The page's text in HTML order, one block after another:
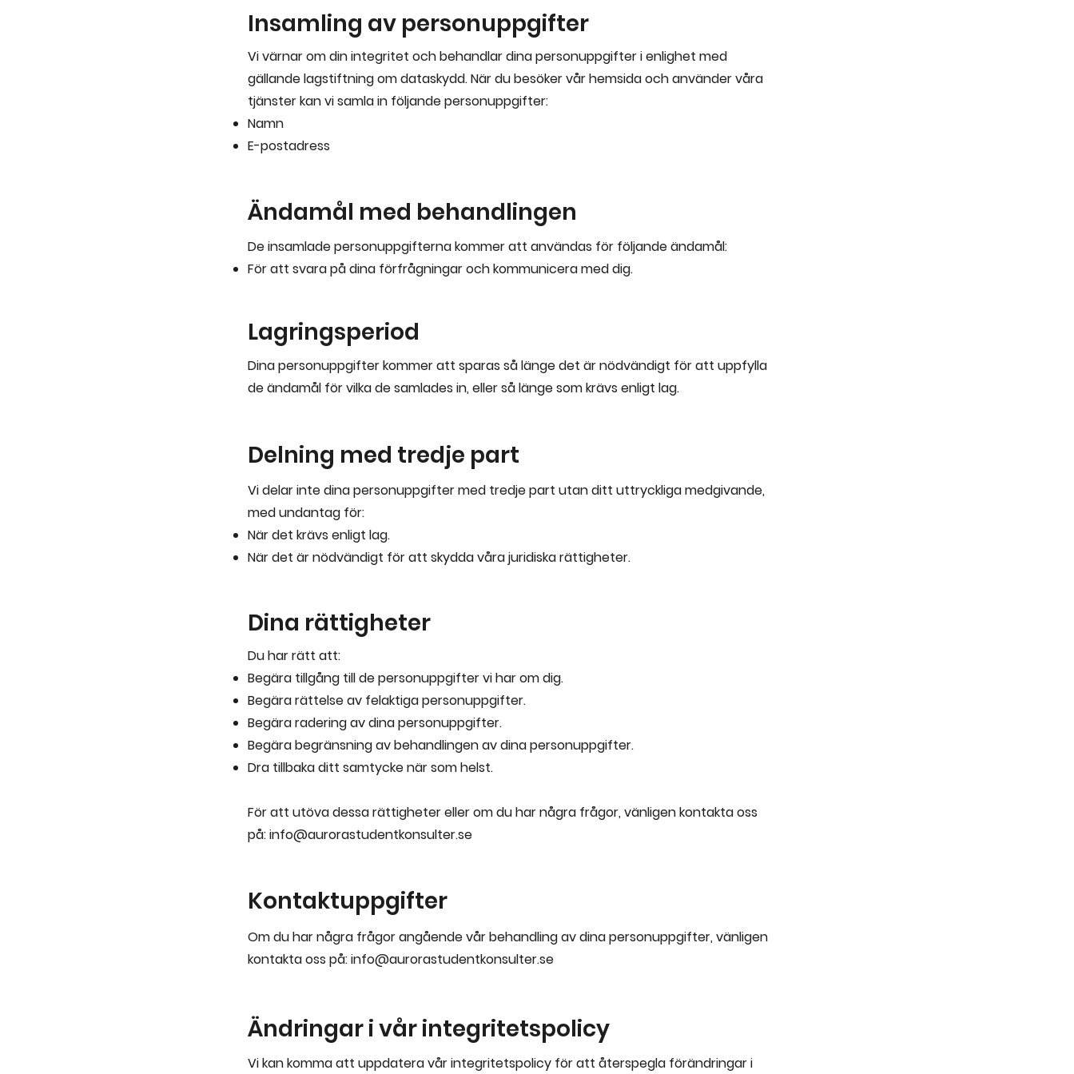
Insamling av personuppgifter
Vi värnar om din integritet och behandlar dina personuppgifter i enlighet med
gällande lagstiftning om dataskydd. När du besöker vår hemsida och använder våra
tjänster kan vi samla in följande personuppgifter:
Namn
E-postadress
Ändamål med behandlingen
De insamlade personuppgifterna kommer att användas för följande ändamål:
För att svara på dina förfrågningar och kommunicera med dig.
Lagringsperiod
Dina personuppgifter kommer att sparas så länge det är nödvändigt för att uppfylla
de ändamål för vilka de samlades in, eller så länge som krävs enligt lag.
Delning med tredje part
Vi delar inte dina personuppgifter med tredje part utan ditt uttryckliga medgivande,
med undantag för:
När det krävs enligt lag.
När det är nödvändigt för att skydda våra juridiska rättigheter.
Dina rättigheter
Du har rätt att:
Begära tillgång till de personuppgifter vi har om dig.
Begära rättelse av felaktiga personuppgifter.
Begära radering av dina personuppgifter.
Begära begränsning av behandlingen av dina personuppgifter.
Dra tillbaka ditt samtycke när som helst.
För att utöva dessa rättigheter eller om du har några frågor, vänligen kontakta oss
på:info@aurorastudentkonsulter.se
Kontaktuppgifter
Om du har några frågor angående vår behandling av dina personuppgifter, vänligen
kontakta oss på:info@aurorastudentkonsulter.se
Ändringar i vår integritetspolicy
Vi kan komma att uppdatera vår integritetspolicy för att återspegla förändringar i